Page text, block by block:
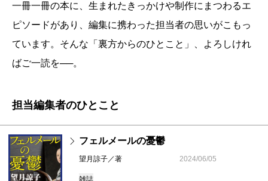
一冊一冊の本に、生まれたきっかけや制作にまつわるエ
ピソードがあり、編集に携わった担当者の思いがこもっ
ています。そんな「裏方からのひとこと」、よろしけれ
ばご一読を──。
担当編集者のひとこと
フェルメールの憂鬱
望月諒子／著 2024/06/05